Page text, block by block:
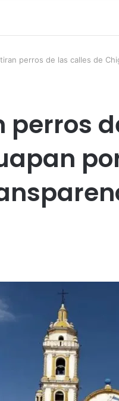
perros de las calles de
perros